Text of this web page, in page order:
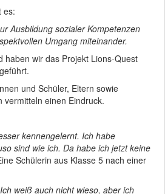
es:
Ausbildung sozialer Kompetenzen
Umgang miteinander.
haben wir das Projekt Lions-Quest
und Schüler, Eltern sowie
einen Eindruck.
kennengelernt. Ich habe
sind wie ich. Da habe ich jetzt keine
Schülerin aus Klasse 5 nach einer
weiß auch nicht wieso, aber ich